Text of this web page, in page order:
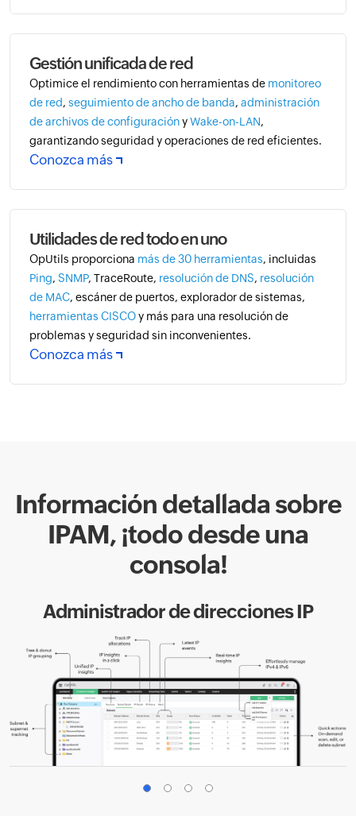
Gestión unificada de red
Optimice el rendimiento con herramientas de monitoreo
de red, seguimiento de ancho de banda, administración
de archivos de configuraciónyWake-on-LAN,
garantizando seguridad y operaciones de red eficientes.
Conozca más
Utilidades de red todo en uno
OpUtils proporciona más de 30 herramientas, incluidas
Ping, SNMP, TraceRoute, resolución de DNS, resolución
de MAC, escáner de puertos, explorador de sistemas,
herramientas CISCOy más para una resolución de
problemas y seguridad sin inconvenientes.
Conozca más
Información detallada sobre
IPAM, ¡todo desde una
consola!
Administrador de direcciones IP